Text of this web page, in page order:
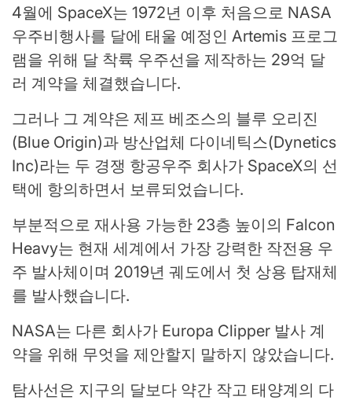
4월에 SpaceX는 1972년 이후 처음으로 NASA
우주비행사를 달에 태울 예정인 Artemis 프로그
램을 위해 달 착륙 우주선을 제작하는 29억 달
러 계약을 체결했습니다.
그러나 그 계약은 제프 베조스의 블루 오리진
(Blue Origin)과 방산업체 다이네틱스(Dynetics
Inc)라는 두 경쟁 항공우주 회사가 SpaceX의 선
택에 항의하면서 보류되었습니다.
부분적으로 재사용 가능한 23층 높이의 Falcon
Heavy는 현재 세계에서 가장 강력한 작전용 우
주 발사체이며 2019년 궤도에서 첫 상용 탑재체
를 발사했습니다.
NASA는 다른 회사가 Europa Clipper 발사 계
약을 위해 무엇을 제안할지 말하지 않았습니다.
탐사선은 지구의 달보다 약간 작고 태양계의 다